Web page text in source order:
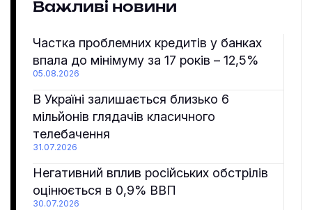
Важливі новини
Частка проблемних кредитів у банках
впала до мінімуму за 17 років – 12,5%
05.08.2026
В Україні залишається близько 6
мільйонів глядачів класичного
телебачення
31.07.2026
Негативний вплив російських обстрілів
оцінюється в 0,9% ВВП
30.07.2026